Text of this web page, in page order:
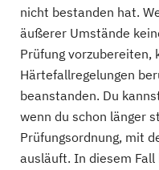
nicht bestanden hat.
äußerer Umstände
Prüfung vorzubereiten,
Härtefallregelungen
beanstanden. Du
wenn du schon länger
Prüfungsordnung, mit
ausläuft. In diesem